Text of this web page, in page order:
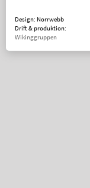
Design: Norrwebb
Drift & produktion:
Wikinggruppen